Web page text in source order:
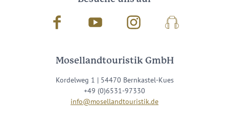
Facebook Youtube InstagramPodcast
Mosellandtouristik GmbH
Kordelweg 1 | 54470 Bernkastel-Kues
+49 (0)6531-97330
info@mosellandtouristik.de